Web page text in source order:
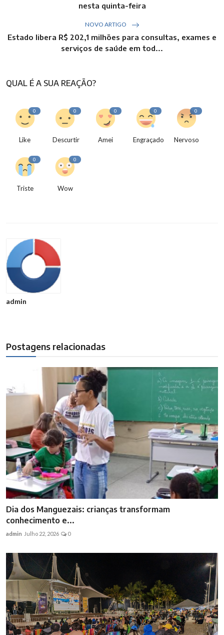
nesta quinta-feira
NOVO ARTIGO
Estado libera R$ 202,1 milhões para consultas, exames e
serviços de saúde em tod...
QUAL É A SUA REAÇÃO?
0
Like
0
Descurtir
0
Amei
0
Engraçado
0
Nervoso
0
Triste
0
Wow
admin
Postagens relacionadas
Dia dos Manguezais: crianças transformam
conhecimento e...
admin Julho 22, 2026 0